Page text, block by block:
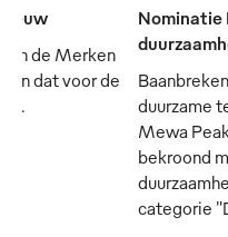
eeuw
de Merken
en dat voor de
rij.
Nominatie
duurzame
Mewa
bekroond
categorie